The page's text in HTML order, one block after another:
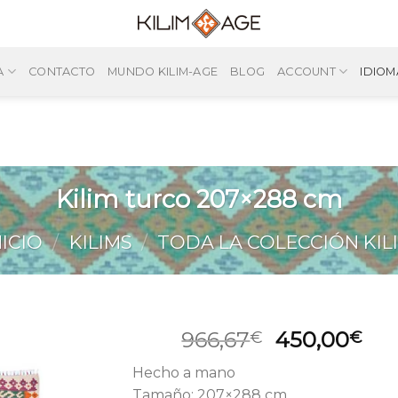
CONTACTO MUNDO KILIM-AGE BLOG ACCOUNT
Kilim turco 207×288 cm
/ KILIMS / TODA LA COLECCIÓN
966,67€
El
precio
450,00€El
Hecho a mano
Tamaño: 207×288 cm